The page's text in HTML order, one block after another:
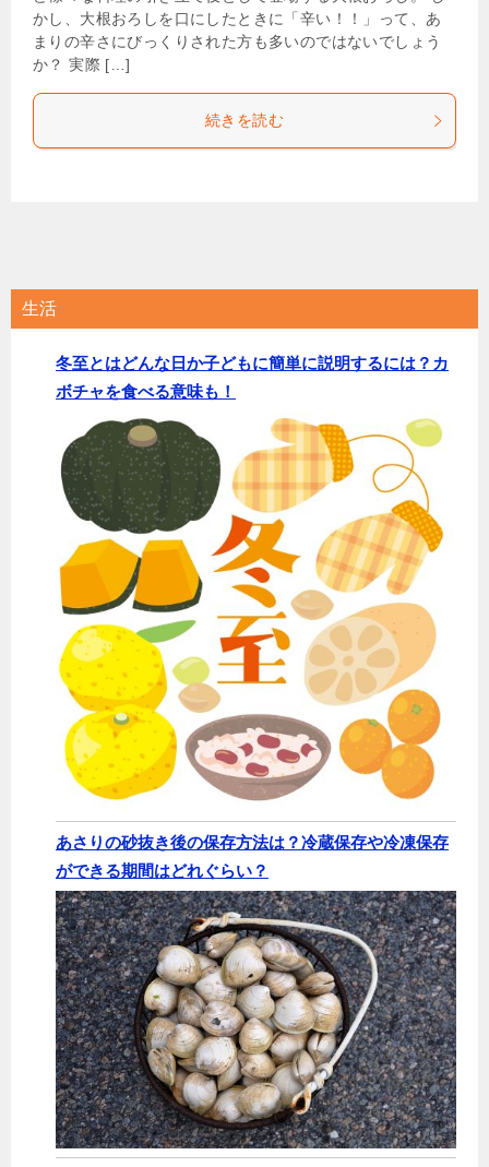
かし、大根おろしを口にしたときに「辛い！！」って、あ
まりの辛さにびっくりされた方も多いのではないでしょう
か？ 実際 […]
続きを読む
生活
冬至とはどんな日か子どもに簡単に説明するには？カ
ボチャを食べる意味も！
あさりの砂抜き後の保存方法は？冷蔵保存や冷凍保存
ができる期間はどれぐらい？